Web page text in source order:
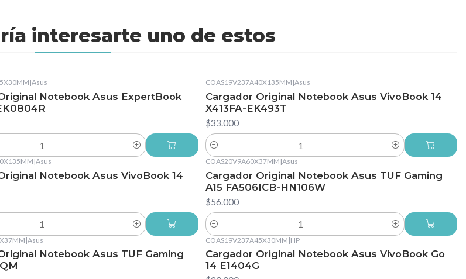
interesarte uno de estos
|Asus
Notebook Asus ExpertBook
COAS19V237A40X135MM |Asus
Cargador Original Notebook Asus VivoBook 14
X413FA-EK493T
$33.000
Cantidad
|Asus
Notebook Asus VivoBook 14
COAS20V9A60X37MM |Asus
Cargador Original Notebook Asus TUF Gaming
A15 FA506ICB-HN106W
$56.000
Cantidad
|Asus
Notebook Asus TUF Gaming
COAS19V237A45X30MM |HP
Cargador Original Notebook Asus VivoBook Go
14 E1404G